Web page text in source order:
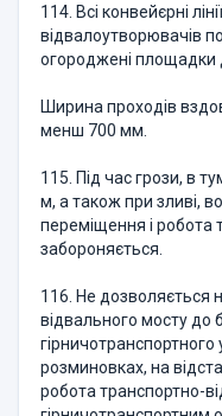
114. Всі конвейєрні
відвалоутворювачів
огороджені площадки
Ширина проходів
менш 700 мм.
115. Під час грози, в
м, а також при зливі,
переміщення і робота
забороняється.
116. Не дозволяється
відвального мосту до
гірничотранспортного
розминовках, на
робота транспортно-